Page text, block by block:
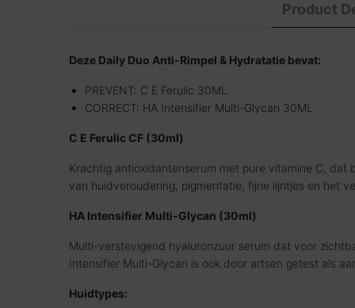
Product
Deze Daily Duo Anti-Rimpel & Hydratatie bevat:
PREVENT: C E Ferulic 30ML
CORRECT: HA Intensifier Multi-Glycan 30ML
C E Ferulic CF (30ml)
Krachtig antioxidantenserum met pure vitamine C,
van huidveroudering, pigmentatie, fijne lijntjes en het
HA Intensifier Multi-Glycan (30ml)
Multi-verstevigend hyaluronzuur serum dat voor
Intensifier Multi-Glycan is ook door artsen getest als
Huidtypes: